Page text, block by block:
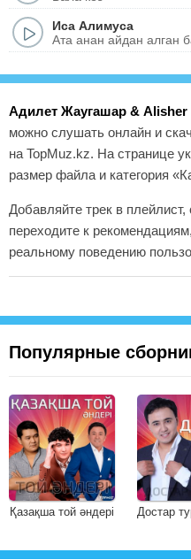
Иса Алимуса
Ата анан айдан алган
Адилет Жаугашар & Alisher
можно слушать онлайн и
на TopMuz.kz. На странице
размер файла и категория
Добавляйте трек в
переходите к
реальному поведению
Популярные
Қазақша той әндері Достар